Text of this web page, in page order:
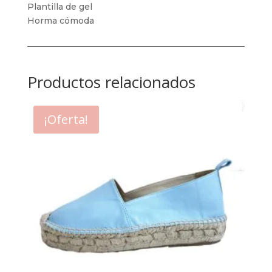
Plantilla de gel
Horma cómoda
Productos relacionados
¡Oferta!